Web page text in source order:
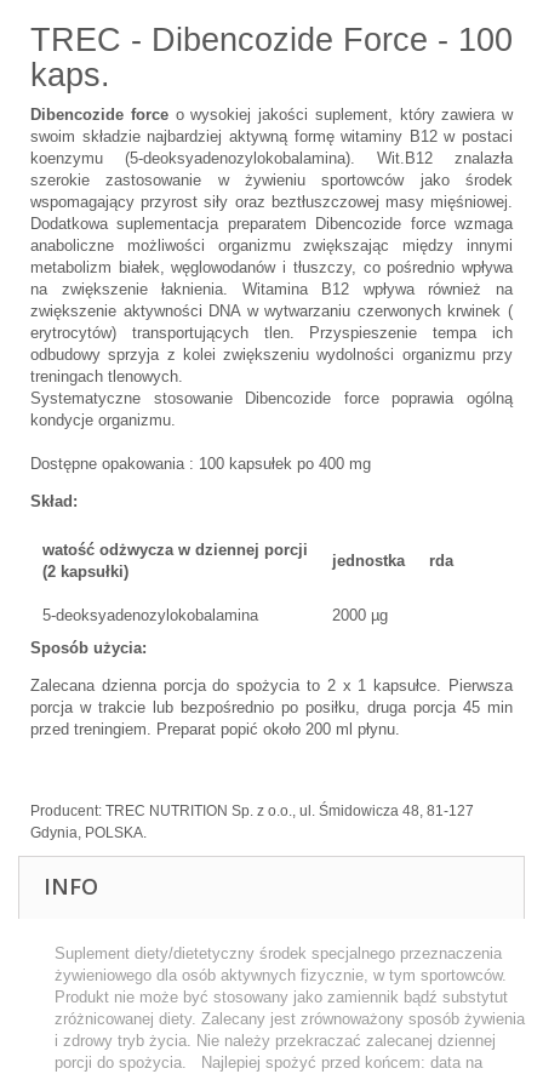
TREC - Dibencozide Force - 100
kaps.
Dibencozide forceo wysokiej jakości suplement, który zawiera w
swoim składzie najbardziej aktywną formę witaminy B12 w postaci
koenzymu (5-deoksyadenozylokobalamina). Wit.B12 znalazła
szerokie zastosowanie w żywieniu sportowców jako środek
wspomagający przyrost siły oraz beztłuszczowej masy mięśniowej.
Dodatkowa suplementacja preparatem Dibencozide force wzmaga
anaboliczne możliwości organizmu zwiększając między innymi
metabolizm białek, węglowodanów i tłuszczy, co pośrednio wpływa
na zwiększenie łaknienia. Witamina B12 wpływa również na
zwiększenie aktywności DNA w wytwarzaniu czerwonych krwinek (
erytrocytów) transportujących tlen. Przyspieszenie tempa ich
odbudowy sprzyja z kolei zwiększeniu wydolności organizmu przy
treningach tlenowych.
Systematyczne stosowanie Dibencozide force poprawia ogólną
kondycje organizmu.
Dostępne opakowania : 100 kapsułek po 400 mg
Skład:
watość odżwycza w dziennej porcji
(2 kapsułki)
jednostka rda
5-deoksyadenozylokobalamina
2000 µg
Sposób użycia:
Zalecana dzienna porcja do spożycia to 2 x 1 kapsułce. Pierwsza
porcja w trakcie lub bezpośrednio po posiłku, druga porcja 45 min
przed treningiem. Preparat popić około 200 ml płynu.
Producent: TREC NUTRITION Sp. z o.o., ul. Śmidowicza 48, 81-127
Gdynia, POLSKA.
INFO
Suplement diety/dietetyczny środek specjalnego przeznaczenia
żywieniowego dla osób aktywnych fizycznie, w tym sportowców.
Produkt nie może być stosowany jako zamiennik bądź substytut
zróżnicowanej diety. Zalecany jest zrównoważony sposób żywienia
i zdrowy tryb życia. Nie należy przekraczać zalecanej dziennej
porcji do spożycia. Najlepiej spożyć przed końcem: data na